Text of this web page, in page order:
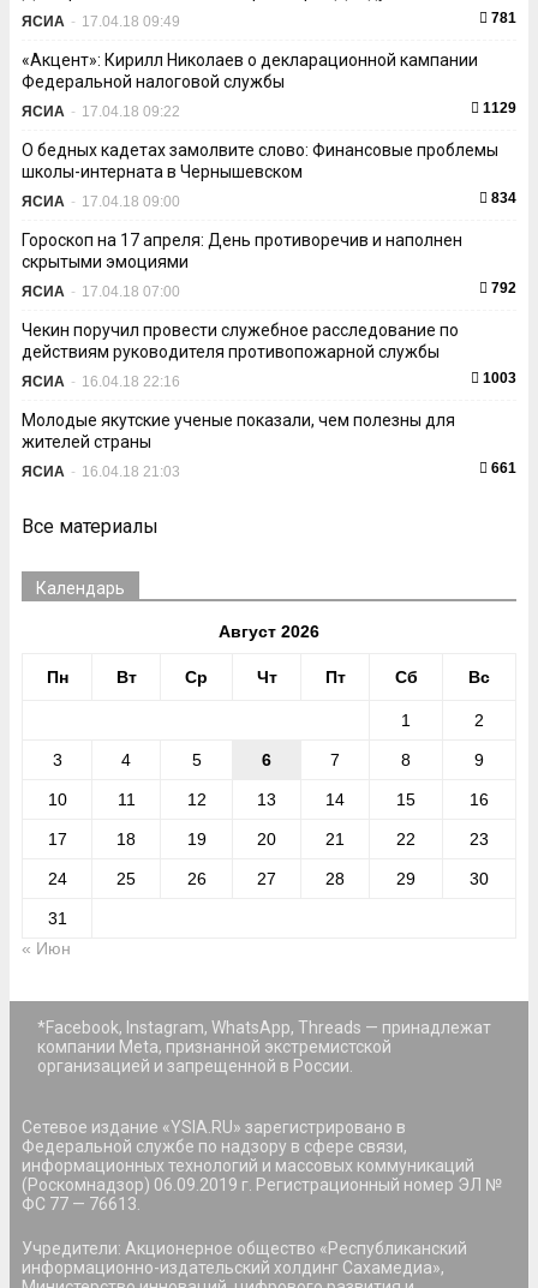
ЯСИА - 17.04.18 09:49 781
«Акцент»: Кирилл Николаев о декларационной кампании
Федеральной налоговой службы
ЯСИА - 17.04.18 09:22 1129
О бедных кадетах замолвите слово: Финансовые проблемы
школы-интерната в Чернышевском
ЯСИА - 17.04.18 09:00 834
Гороскоп на 17 апреля: День противоречив и наполнен
скрытыми эмоциями
ЯСИА - 17.04.18 07:00 792
Чекин поручил провести служебное расследование по
действиям руководителя противопожарной службы
ЯСИА - 16.04.18 22:16 1003
Молодые якутские ученые показали, чем полезны для
жителей страны
ЯСИА - 16.04.18 21:03 661
Все материалы
Календарь
Август 2026
Пн Вт Ср Чт Пт Сб Вс
1 2
3 4 5 6 7 8 9
10 11 12 13 14 15 16
17 18 19 20 21 22 23
24 25 26 27 28 29 30
31
« Июн
*Facebook, Instagram, WhatsApp, Threads — принадлежат
компании Meta, признанной экстремистской
организацией и запрещенной в России.
Сетевое издание «YSIA.RU» зарегистрировано в
Федеральной службе по надзору в сфере связи,
информационных технологий и массовых коммуникаций
(Роскомнадзор) 06.09.2019 г. Регистрационный номер ЭЛ №
ФС 77 — 76613.
Учредители: Акционерное общество «Республиканский
информационно-издательский холдинг Сахамедиа»,